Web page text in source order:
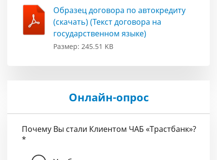
Образец договора по автокредиту
(скачать) (Текст договора на
государственном языке)
Размер: 245.51 KB
Онлайн-опрос
Почему Вы стали Клиентом ЧАБ «Трастбанк»?
*